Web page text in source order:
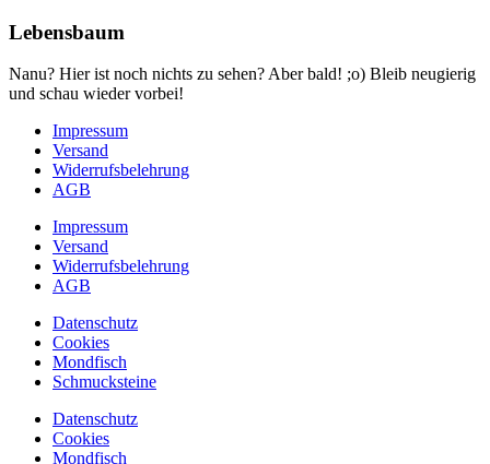
Lebensbaum
Nanu? Hier ist noch nichts zu sehen? Aber bald! ;o) Bleib neugierig
und schau wieder vorbei!
Impressum
Versand
Widerrufsbelehrung
AGB
Impressum
Versand
Widerrufsbelehrung
AGB
Datenschutz
Cookies
Mondfisch
Schmucksteine
Datenschutz
Cookies
Mondfisch